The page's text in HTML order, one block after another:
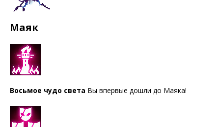
Маяк
Восьмое чудо света Вы впервые дошли до Маяка!